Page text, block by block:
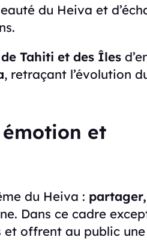
du Heiva et
de Tahiti et des Îles
, retraçant l’évolution
et
du Heiva : partager,
Dans ce cadre
offrent au public